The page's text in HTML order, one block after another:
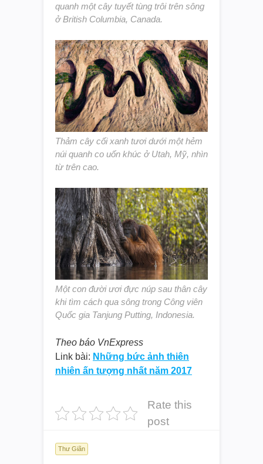
quanh một cây tuyết tùng trôi trên sông
ở British Columbia, Canada.
Thảm cây cối xanh tươi dưới một hẻm
núi quanh co uốn khúc ở Utah, Mỹ, nhìn
từ trên cao.
Một con đười ươi đực núp sau thân cây
khi tìm cách qua sông trong Công viên
Quốc gia Tanjung Putting, Indonesia.
Theo báo VnExpress
Link bài: Những bức ảnh thiên
nhiên ấn tượng nhất năm 2017
Rate this
post
Thư Giãn